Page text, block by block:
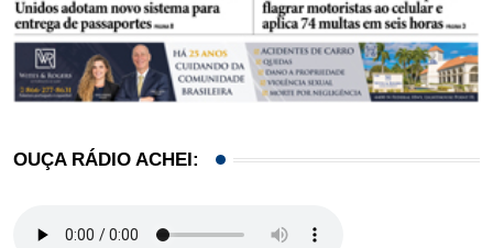
OUÇA RÁDIO ACHEI: